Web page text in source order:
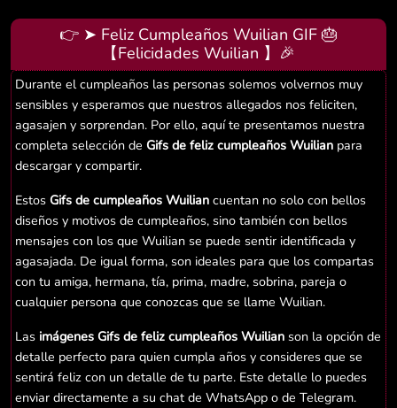
👉 ➤ Feliz Cumpleaños Wuilian GIF 🎂
【Felicidades Wuilian 】🎉
Durante el cumpleaños las personas solemos volvernos muy
sensibles y esperamos que nuestros allegados nos feliciten,
agasajen y sorprendan. Por ello, aquí te presentamos nuestra
completa selección de Gifs de feliz cumpleaños Wuilian para
descargar y compartir.
Estos Gifs de cumpleaños Wuilian cuentan no solo con bellos
diseños y motivos de cumpleaños, sino también con bellos
mensajes con los que Wuilian se puede sentir identificada y
agasajada. De igual forma, son ideales para que los compartas
con tu amiga, hermana, tía, prima, madre, sobrina, pareja o
cualquier persona que conozcas que se llame Wuilian.
Las imágenes Gifs de feliz cumpleaños Wuilian son la opción de
detalle perfecto para quien cumpla años y consideres que se
sentirá feliz con un detalle de tu parte. Este detalle lo puedes
enviar directamente a su chat de WhatsApp o de Telegram.